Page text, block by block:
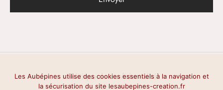
Politique de confidentialité
Les Aubépines utilise des cookies essentiels à la navigation et
la sécurisation du site lesaubepines-creation.fr